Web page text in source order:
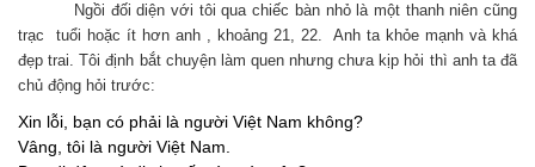
Ngồi đối diện với tôi qua chiếc bàn nhỏ là một thanh niên cũng
trạc tuổi hoặc ít hơn anh , khoảng 21, 22. Anh ta khỏe mạnh và khá
đẹp trai. Tôi định bắt chuyện làm quen nhưng chưa kịp hỏi thì anh ta đã
chủ động hỏi trước:
Xin lỗi, bạn có phải là người Việt Nam không?
Vâng, tôi là người Việt Nam.